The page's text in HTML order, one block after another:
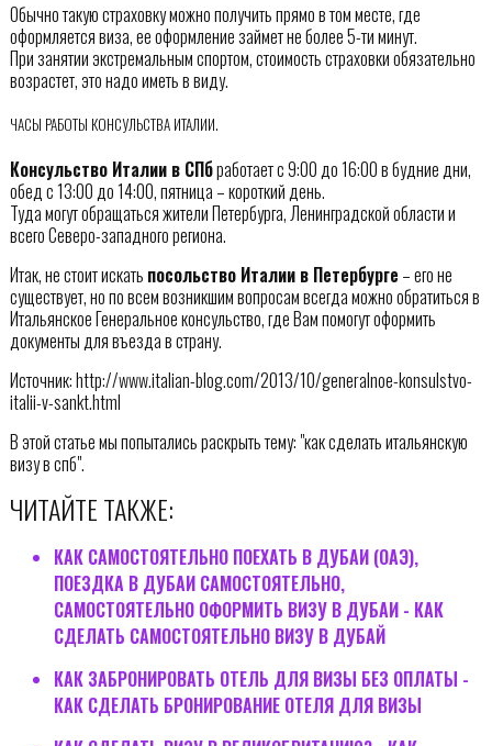
Обычно такую страховку можно получить прямо в том месте, где
оформляется виза, ее оформление займет не более 5-ти минут.
При занятии экстремальным спортом, стоимость страховки обязательно
возрастет, это надо иметь в виду.
ЧАСЫ РАБОТЫ КОНСУЛЬСТВА ИТАЛИИ.
Консульство Италии в СПбработает с 9:00 до 16:00 в будние дни,
обед с 13:00 до 14:00, пятница – короткий день.
Туда могут обращаться жители Петербурга, Ленинградской области и
всего Северо-западного региона.
Итак, не стоит искать посольство Италии в Петербурге – его не
существует, но по всем возникшим вопросам всегда можно обратиться в
Итальянское Генеральное консульство, где Вам помогут оформить
документы для въезда в страну.
Источник: http://www.italian-blog.com/2013/10/generalnoe-konsulstvo-
italii-v-sankt.html
В этой статье мы попытались раскрыть тему: "как сделать итальянскую
визу в спб".
ЧИТАЙТЕ ТАКЖЕ:
КАК САМОСТОЯТЕЛЬНО ПОЕХАТЬ В ДУБАИ (ОАЭ),
ПОЕЗДКА В ДУБАИ САМОСТОЯТЕЛЬНО,
САМОСТОЯТЕЛЬНО ОФОРМИТЬ ВИЗУ В ДУБАИ - КАК
СДЕЛАТЬ САМОСТОЯТЕЛЬНО ВИЗУ В ДУБАЙ
КАК ЗАБРОНИРОВАТЬ ОТЕЛЬ ДЛЯ ВИЗЫ БЕЗ ОПЛАТЫ -
КАК СДЕЛАТЬ БРОНИРОВАНИЕ ОТЕЛЯ ДЛЯ ВИЗЫ